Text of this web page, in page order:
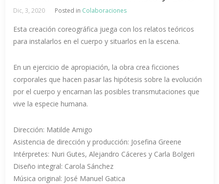
Dic, 3, 2020 Posted in Colaboraciones
Esta creación coreográfica juega con los relatos teóricos
para instalarlos en el cuerpo y situarlos en la escena.
​En un ejercicio de apropiación, la obra crea ficciones
corporales que hacen pasar las hipótesis sobre la evolución
por el cuerpo y encarnan las posibles transmutaciones que
vive la especie humana.
Dirección:​ ​Matilde​ ​Amigo
Asistencia​ ​de​ ​dirección​ ​y​ ​producción:​ ​Josefina​ ​Greene
Intérpretes:​ ​Nuri​ ​Gutes,​ ​Alejandro​ ​Cáceres​ ​y​ ​Carla​ ​Bolgeri
Diseño​ ​integral:​ ​Carola​ ​Sánchez
Música​ ​original:​ ​José​ ​Manuel​ ​Gatica